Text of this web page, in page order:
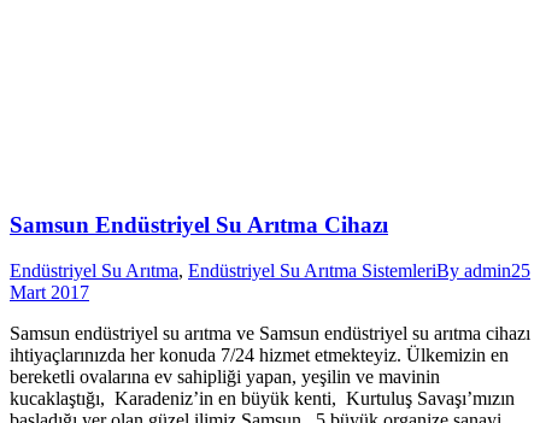
Samsun Endüstriyel Su Arıtma Cihazı
Endüstriyel Su Arıtma, Endüstriyel Su Arıtma SistemleriBy admin25
Mart 2017
Samsun endüstriyel su arıtma ve Samsun endüstriyel su arıtma cihazı
ihtiyaçlarınızda her konuda 7/24 hizmet etmekteyiz. Ülkemizin en
bereketli ovalarına ev sahipliği yapan, yeşilin ve mavinin
kucaklaştığı, Karadeniz’in en büyük kenti, Kurtuluş Savaşı’mızın